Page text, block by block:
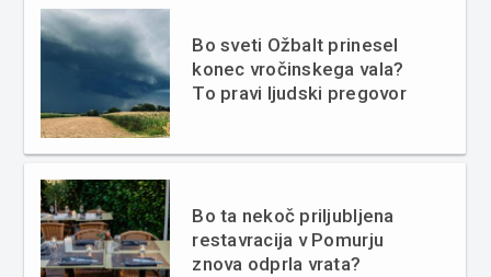
Bo sveti Ožbalt prinesel
konec vročinskega vala?
To pravi ljudski pregovor
Bo ta nekoč priljubljena
restavracija v Pomurju
znova odprla vrata?